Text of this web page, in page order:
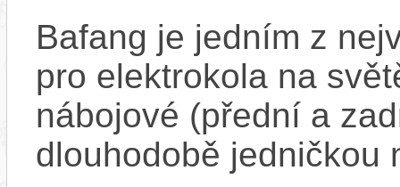
Bafang je jedním z
pro elektrokola na
nábojové (přední a
dlouhodobě jedničkou